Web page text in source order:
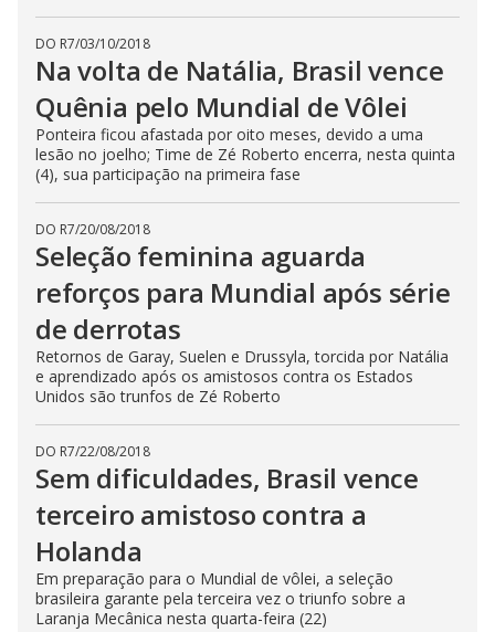
DO R7/03/10/2018
Na volta de Natália, Brasil vence
Quênia pelo Mundial de Vôlei
Ponteira ficou afastada por oito meses, devido a uma
lesão no joelho; Time de Zé Roberto encerra, nesta quinta
(4), sua participação na primeira fase
DO R7/20/08/2018
Seleção feminina aguarda
reforços para Mundial após série
de derrotas
Retornos de Garay, Suelen e Drussyla, torcida por Natália
e aprendizado após os amistosos contra os Estados
Unidos são trunfos de Zé Roberto
DO R7/22/08/2018
Sem dificuldades, Brasil vence
terceiro amistoso contra a
Holanda
Em preparação para o Mundial de vôlei, a seleção
brasileira garante pela terceira vez o triunfo sobre a
Laranja Mecânica nesta quarta-feira (22)